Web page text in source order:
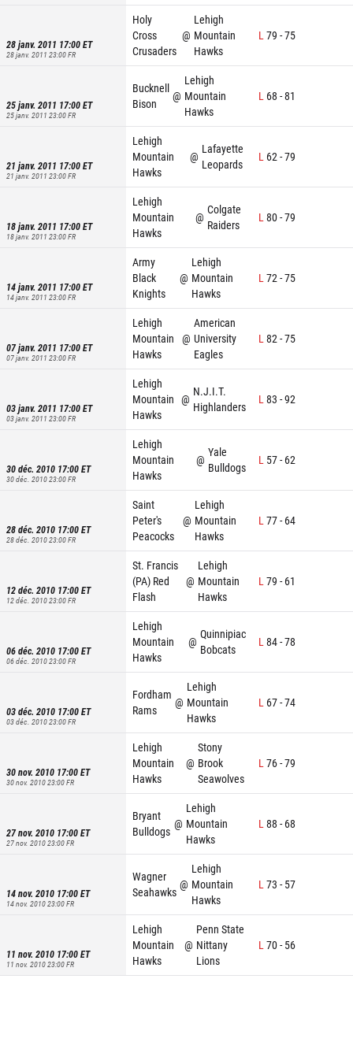
28 janv. 2011 17:00ET
28 janv. 2011 23:00FR
Holy
Cross
Crusaders
@
Lehigh
Mountain
Hawks
L79 -75
25 janv. 2011 17:00ET
25 janv. 2011 23:00FR
Bucknell
Bison
@
Lehigh
Mountain
Hawks
L 68 -81
21 janv. 2011 17:00ET
21 janv. 2011 23:00FR
Lehigh
Mountain
Hawks
@
Lafayette
Leopards
L 62-79
18 janv. 2011 17:00ET
18 janv. 2011 23:00FR
Lehigh
Mountain
Hawks
@
Colgate
Raiders
L80-79
14 janv. 2011 17:00ET
14 janv. 2011 23:00FR
Army
Black
Knights
@
Lehigh
Mountain
Hawks
L72-75
07 janv. 2011 17:00ET
07 janv. 2011 23:00FR
Lehigh
Mountain
Hawks
@
American
University
Eagles
L82-75
03 janv. 2011 17:00ET
03 janv. 2011 23:00FR
Lehigh
Mountain
Hawks
@
N.J.I.T.
Highlanders
L83 -92
30 déc. 2010 17:00ET
30 déc. 2010 23:00FR
Lehigh
Mountain
Hawks
@
Yale
Bulldogs
L 57- 62
28 déc. 2010 17:00ET
28 déc. 2010 23:00FR
Saint
Peter's
Peacocks
@
Lehigh
Mountain
Hawks
L77- 64
12 déc. 2010 17:00ET
12 déc. 2010 23:00FR
St. Francis
(PA) Red
Flash
@
Lehigh
Mountain
Hawks
L79 - 61
06 déc. 2010 17:00ET
06 déc. 2010 23:00FR
Lehigh
Mountain
Hawks
@
Quinnipiac
Bobcats
L84-78
03 déc. 2010 17:00ET
03 déc. 2010 23:00FR
Fordham
Rams
@
Lehigh
Mountain
Hawks
L 67-74
30 nov. 2010 17:00ET
30 nov. 2010 23:00FR
Lehigh
Mountain
Hawks
@
Stony
Brook
Seawolves
L76-79
27 nov. 2010 17:00ET
27 nov. 2010 23:00FR
Bryant
Bulldogs
@
Lehigh
Mountain
Hawks
L88 - 68
14 nov. 2010 17:00ET
14 nov. 2010 23:00FR
Wagner
Seahawks
@
Lehigh
Mountain
Hawks
L73 - 57
11 nov. 2010 17:00ET
11 nov. 2010 23:00FR
Lehigh
Mountain
Hawks
@
Penn State
Nittany
Lions
L70- 56